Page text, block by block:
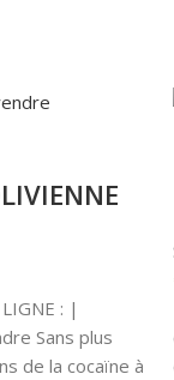
: |
Sans plus
de la cocaïne à